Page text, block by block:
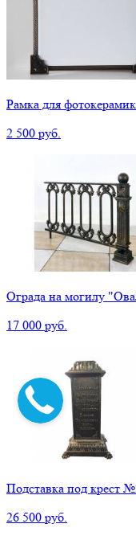
Рамка для
2 500 руб.
Ограда на могилу
17 000 руб.
Подставка под крест
26 500 руб.